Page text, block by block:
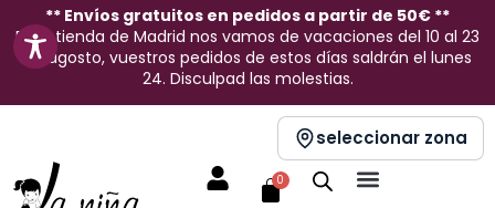
contenido
** Envíos gratuitos en pedidos a partir de 50€ **
En la tienda de Madrid nos vamos de vacaciones del 10 al 23
de agosto, vuestros pedidos de estos días saldrán el lunes
24. Disculpad las molestias.
seleccionar zona
0
Carrito